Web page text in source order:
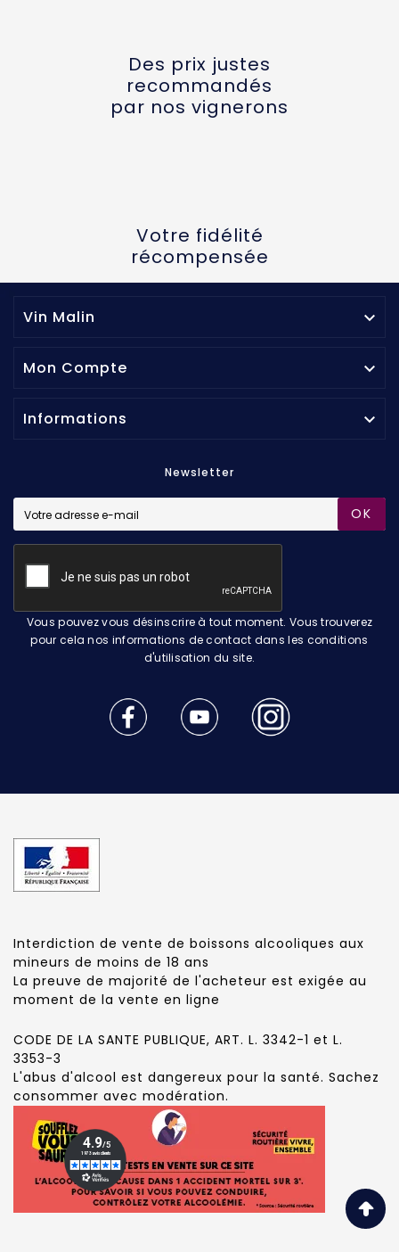
Des prix justes
recommandés
par nos vignerons
Votre fidélité
récompensée
Vin Malin 
Mon Compte 
Informations 
Newsletter
OK
Vous pouvez vous désinscrire à tout moment. Vous trouverez
pour cela nos informations de contact dans les conditions
d'utilisation du site.
Interdiction de vente de boissons alcooliques aux
mineurs de moins de 18 ans
La preuve de majorité de l'acheteur est exigée au
moment de la vente en ligne
CODE DE LA SANTE PUBLIQUE, ART. L. 3342-1 et L.
3353-3
L'abus d'alcool est dangereux pour la santé. Sachez
consommer avec modération.